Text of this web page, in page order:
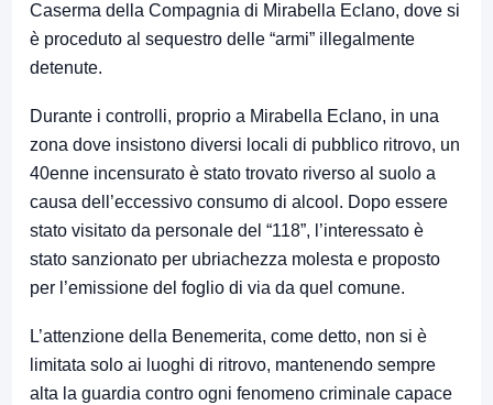
Caserma della Compagnia di Mirabella Eclano, dove si
è proceduto al sequestro delle “armi” illegalmente
detenute.
Durante i controlli, proprio a Mirabella Eclano, in una
zona dove insistono diversi locali di pubblico ritrovo, un
40enne incensurato è stato trovato riverso al suolo a
causa dell’eccessivo consumo di alcool. Dopo essere
stato visitato da personale del “118”, l’interessato è
stato sanzionato per ubriachezza molesta e proposto
per l’emissione del foglio di via da quel comune.
L’attenzione della Benemerita, come detto, non si è
limitata solo ai luoghi di ritrovo, mantenendo sempre
alta la guardia contro ogni fenomeno criminale capace